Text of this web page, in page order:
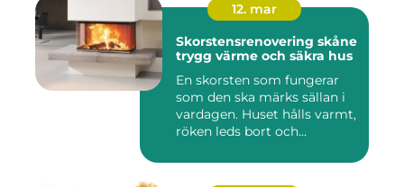
12. mar
Skorstensrenovering skåne
trygg värme och säkra hus
En skorsten som fungerar
som den ska märks sällan i
vardagen. Huset hålls varmt,
röken leds bort och...